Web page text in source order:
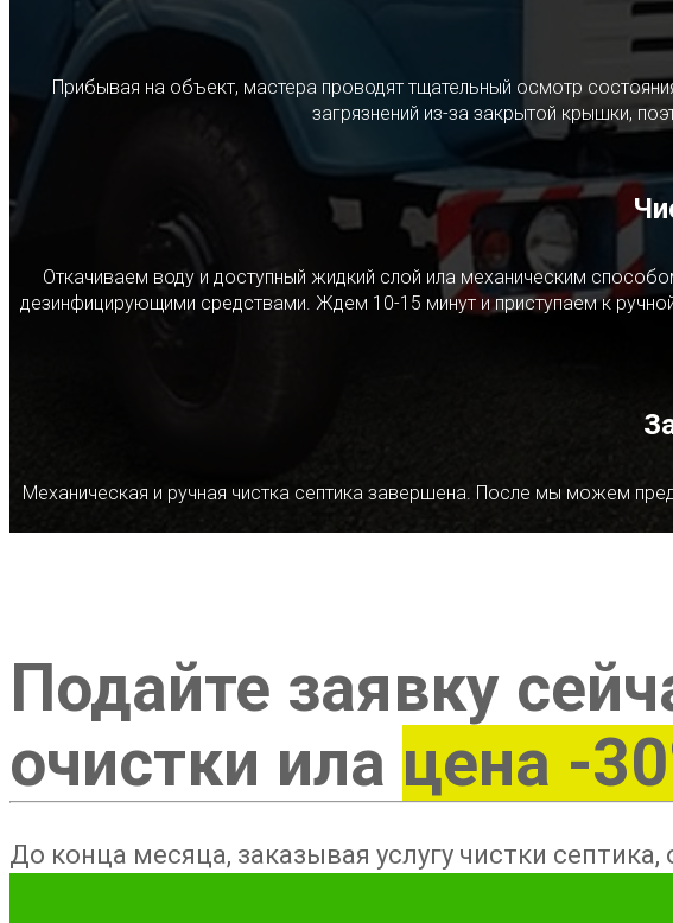
Прибывая на объект, мастера проводят тщательный осмотр
загрязнений из-за закрытой крышки,
Откачиваем воду и доступный жидкий слой ила механическим
дезинфицирующими средствами. Ждем 10-15 минут и приступаем к
Механическая и ручная чистка септика завершена. После мы можем
Подайте заявку
очистки ила цена -
До конца месяца, заказывая услугу чистки